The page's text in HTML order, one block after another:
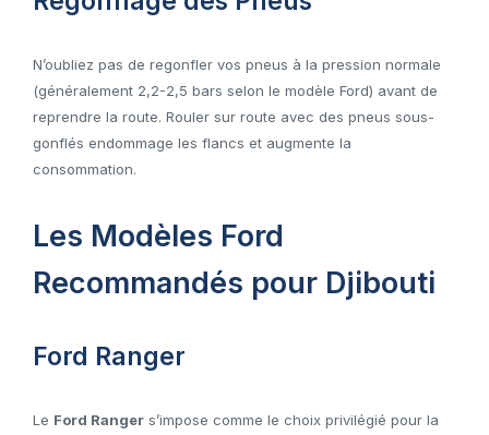
N’oubliez pas de regonfler vos pneus à la pression normale
(généralement 2,2-2,5 bars selon le modèle Ford) avant de
reprendre la route. Rouler sur route avec des pneus sous-
gonflés endommage les flancs et augmente la
consommation.
Les Modèles Ford
Recommandés pour Djibouti
Ford Ranger
Le Ford Ranger s’impose comme le choix privilégié pour la